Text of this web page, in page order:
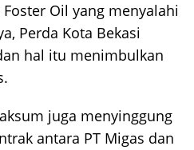
Oil yang menyalahi
Perda Kota Bekasi
hal itu menimbulkan
juga menyinggung
antara PT Migas dan